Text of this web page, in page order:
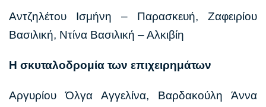
Αντζηλέτου Ισμήνη – Παρασκευή, Ζαφειρίου
Βασιλική, Ντίνα Βασιλική – Αλκιβίη
Η σκυταλοδρομία των επιχειρημάτων
Αργυρίου Όλγα Αγγελίνα, Βαρδακούλη Άννα